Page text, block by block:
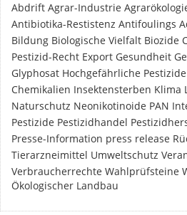
Abdrift Agrar-Industrie
Antibiotika-Restistenz Antifoulings
Bildung Biologische Vielfalt Biozide
Pestizid-Recht Export Gesundheit
Glyphosat Hochgefährliche Pestizide
Chemikalien Insektensterben Klima
Naturschutz Neonikotinoide PAN
Pestizide Pestizidhandel
Presse-Information press release
Tierarzneimittel Umweltschutz
Verbraucherrechte Wahlprüfsteine
Ökologischer Landbau